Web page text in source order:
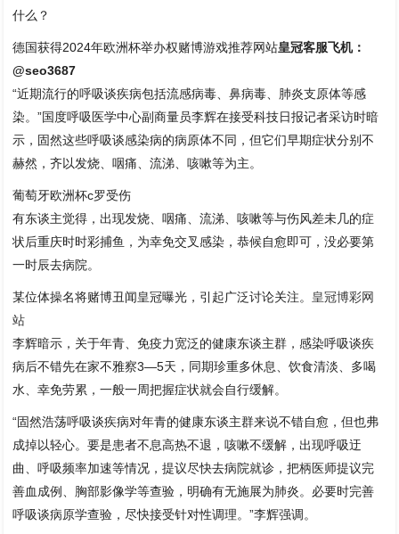
什么？
德国获得2024年欧洲杯举办权赌博游戏推荐网站皇冠客服飞机：
@seo3687
“近期流行的呼吸谈疾病包括流感病毒、鼻病毒、肺炎支原体等感
染。”国度呼吸医学中心副商量员李辉在接受科技日报记者采访时暗
示，固然这些呼吸谈感染病的病原体不同，但它们早期症状分别不
赫然，齐以发烧、咽痛、流涕、咳嗽等为主。
葡萄牙欧洲杯c罗受伤
有东谈主觉得，出现发烧、咽痛、流涕、咳嗽等与伤风差未几的症
状后重庆时时彩捕鱼，为幸免交叉感染，恭候自愈即可，没必要第
一时辰去病院。
某位体操名将赌博丑闻皇冠曝光，引起广泛讨论关注。 皇冠博彩网
站
李辉暗示，关于年青、免疫力宽泛的健康东谈主群，感染呼吸谈疾
病后不错先在家不雅察3—5天，同期珍重多休息、饮食清淡、多喝
水、幸免劳累，一般一周把握症状就会自行缓解。
“固然浩荡呼吸谈疾病对年青的健康东谈主群来说不错自愈，但也弗
成掉以轻心。要是患者不息高热不退，咳嗽不缓解，出现呼吸迂
曲、呼吸频率加速等情况，提议尽快去病院就诊，把柄医师提议完
善血成例、胸部影像学等查验，明确有无施展为肺炎。必要时完善
呼吸谈病原学查验，尽快接受针对性调理。”李辉强调。